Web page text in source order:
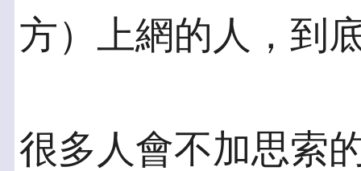
方）上網的人，到
很多人會不加思索